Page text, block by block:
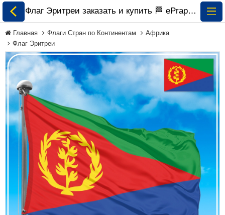
Все Флаги
Флаги Украины
Флаги Мира по
Континентам
Флаги на Заказ
Флаги Международных
Флаг Эритреи заказать и купить 🏁 ePrapor.com.ua
Главная Флаги Стран по Континентам
Африка
Флаг Эритреи